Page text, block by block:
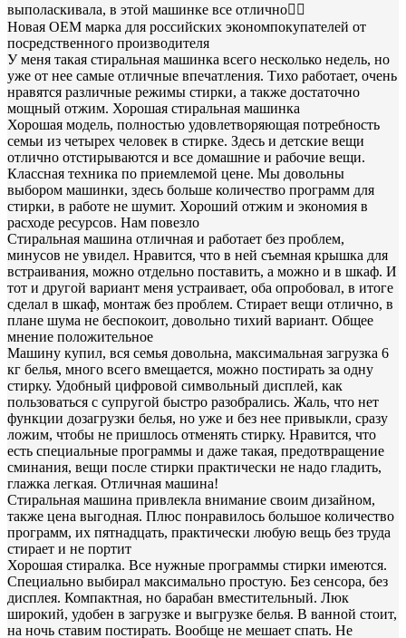
выполаскивала, в этой машинке все отлично👍🏼
Новая ОЕМ марка для российских экономпокупателей от
посредственного производителя
У меня такая стиральная машинка всего несколько недель, но
уже от нее самые отличные впечатления. Тихо работает, очень
нравятся различные режимы стирки, а также достаточно
мощный отжим. Хорошая стиральная машинка
Хорошая модель, полностью удовлетворяющая потребность
семьи из четырех человек в стирке. Здесь и детские вещи
отлично отстирываются и все домашние и рабочие вещи.
Классная техника по приемлемой цене. Мы довольны
выбором машинки, здесь больше количество программ для
стирки, в работе не шумит. Хороший отжим и экономия в
расходе ресурсов. Нам повезло
Стиральная машина отличная и работает без проблем,
минусов не увидел. Нравится, что в ней съемная крышка для
встраивания, можно отдельно поставить, а можно и в шкаф. И
тот и другой вариант меня устраивает, оба опробовал, в итоге
сделал в шкаф, монтаж без проблем. Стирает вещи отлично, в
плане шума не беспокоит, довольно тихий вариант. Общее
мнение положительное
Машину купил, вся семья довольна, максимальная загрузка 6
кг белья, много всего вмещается, можно постирать за одну
стирку. Удобный цифровой символьный дисплей, как
пользоваться с супругой быстро разобрались. Жаль, что нет
функции дозагрузки белья, но уже и без нее привыкли, сразу
ложим, чтобы не пришлось отменять стирку. Нравится, что
есть специальные программы и даже такая, предотвращение
сминания, вещи после стирки практически не надо гладить,
глажка легкая. Отличная машина!
Стиральная машина привлекла внимание своим дизайном,
также цена выгодная. Плюс понравилось большое количество
программ, их пятнадцать, практически любую вещь без труда
стирает и не портит
Хорошая стиралка. Все нужные программы стирки имеются.
Специально выбирал максимально простую. Без сенсора, без
дисплея. Компактная, но барабан вместительный. Люк
широкий, удобен в загрузке и выгрузке белья. В ванной стоит,
на ночь ставим постирать. Вообще не мешает спать. Не